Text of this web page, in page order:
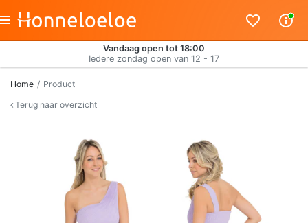
Vandaag open tot 18:00
Iedere zondag open van 12 - 17
Home
Product
Terug naar overzicht